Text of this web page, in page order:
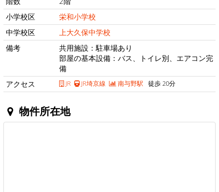
小学校区
栄和小学校
中学校区
上大久保中学校
備考
共用施設：駐車場あり
部屋の基本設備：バス、トイレ別、エアコン完
備
アクセス
JR JR埼京線 南与野駅 徒歩 20分
物件所在地